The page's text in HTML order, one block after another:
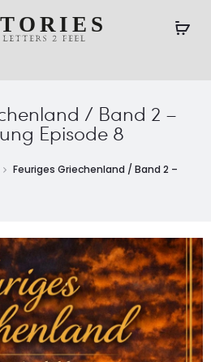
/ Band 2 –
Episode 8
Feuriges Griechenland / Band 2 –